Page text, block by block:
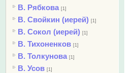
В. Рябкова [1]
В. Свойкин (иерей) [1]
В. Сокол (иерей) [1]
В. Тихоненков [1]
В. Толкунова [1]
В. Усов [1]